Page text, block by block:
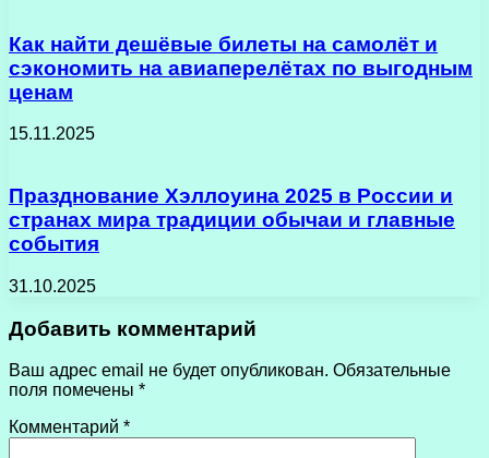
Как найти дешёвые билеты на самолёт и
сэкономить на авиаперелётах по выгодным
ценам
15.11.2025
Празднование Хэллоуина 2025 в России и
странах мира традиции обычаи и главные
события
31.10.2025
Добавить комментарий
Ваш адрес email не будет опубликован. Обязательные
поля помечены *
Комментарий *